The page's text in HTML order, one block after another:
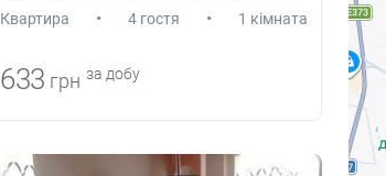
Квартира • 4 гостя • 1 кімната
633 грн за добу